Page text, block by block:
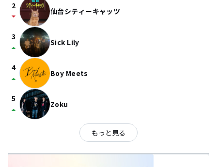
2
arrow_drop_down 仙台シティーキャッツ
3
arrow_drop_up Sick Lily
4
arrow_drop_up Boy Meets
5
arrow_drop_up Zoku
もっと見る